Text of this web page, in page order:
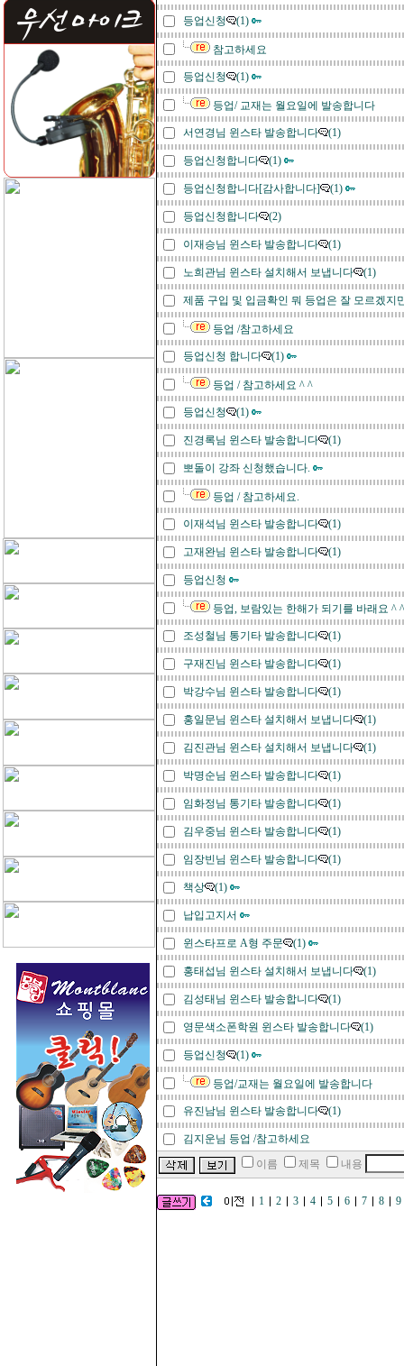
등업신청 (1)
참고하세요
등업신청 (1)
등업/ 교재는 월요일에 발송합니다
서연경님 윈스타 발송합니다 (1)
등업신청합니다 (1)
등업신청합니다[감사합니다] (1)
등업신청합니다 (2)
이재승님 윈스타 발송합니다 (1)
노희관님 윈스타 설치해서 보냅니다 (1)
제품 구입 및 입금확인 뭐 등업은 잘 모르겠지
등업 /참고하세요
등업신청 합니다 (1)
등업 / 참고하세요 ^ ^
등업신청 (1)
진경록님 윈스타 발송합니다 (1)
뽀돌이 강좌 신청했습니다.
등업 / 참고하세요.
이재석님 윈스타 발송합니다 (1)
고재완님 윈스타 발송합니다 (1)
등업신청
등업, 보람있는 한해가 되기를 바래요 ^ ^
조성철님 통기타 발송합니다 (1)
구재진님 윈스타 발송합니다 (1)
박강수님 윈스타 발송합니다 (1)
홍일문님 윈스타 설치해서 보냅니다 (1)
김진관님 윈스타 설치해서 보냅니다 (1)
박명순님 윈스타 발송합니다 (1)
임화정님 통기타 발송합니다 (1)
김우중님 윈스타 발송합니다 (1)
임장빈님 윈스타 발송합니다 (1)
책상 (1)
납입고지서
윈스타프로 A형 주문 (1)
홍태섭님 윈스타 설치해서 보냅니다 (1)
김성태님 윈스타 발송합니다 (1)
영문색소폰학원 윈스타 발송합니다 (1)
등업신청 (1)
등업/교재는 월요일에 발송합니다
유진남님 윈스타 발송합니다 (1)
김지운님 등업 /참고하세요
이름
제목 내용
1 2 3 4 5 6 7 8 9